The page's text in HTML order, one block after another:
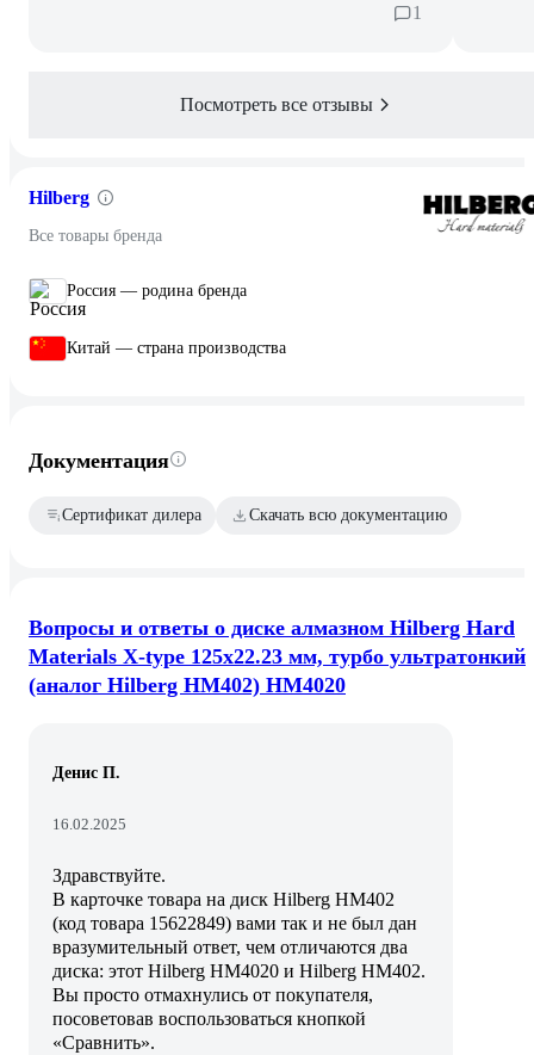
1
Посмотреть все отзывы
Hilberg
Все товары бренда
Россия — родина бренда
Китай — страна производства
Документация
Сертификат дилера Скачать всю документацию
Вопросы и ответы о диске алмазном Hilberg Hard
Materials X-type 125х22.23 мм, турбо ультратонкий
(аналог Hilberg HM402) HM4020
Денис П.
16.02.2025
Здравствуйте.
В карточке товара на диск Hilberg HM402
(код товара 15622849) вами так и не был дан
вразумительный ответ, чем отличаются два
диска: этот Hilberg HM4020 и Hilberg HM402.
Вы просто отмахнулись от покупателя,
посоветовав воспользоваться кнопкой
«Сравнить».